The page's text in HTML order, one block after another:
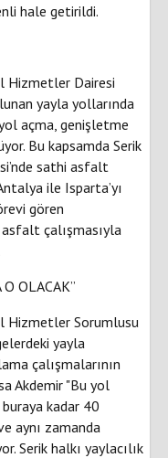
hale getirildi.
Hizmetler Dairesi
yayla yollarında
açma, genişletme
Bu kapsamda Serik
sathi asfalt
ile Isparta’yı
gören
çalışmasıyla
OLACAK”
Hizmetler Sorumlusu
yayla
çalışmalarının
Akdemir "Bu yol
kadar 40
aynı zamanda
Serik halkı yaylacılık